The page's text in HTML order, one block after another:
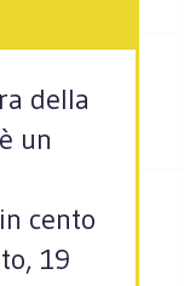
della
un
cento
19